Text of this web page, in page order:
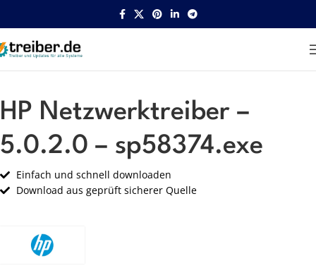
Startseite HP Netzwerk
HP Netzwerktreiber –
5.0.2.0 – sp58374.exe
Einfach und schnell downloaden
Download aus geprüft sicherer Quelle